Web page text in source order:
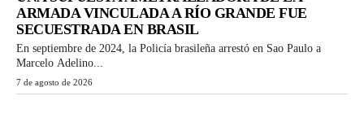
ARMADA VINCULADA A RÍO GRANDE FUE
SECUESTRADA EN BRASIL
En septiembre de 2024, la Policía brasileña arrestó en Sao Paulo a
Marcelo Adelino...
7 de agosto de 2026